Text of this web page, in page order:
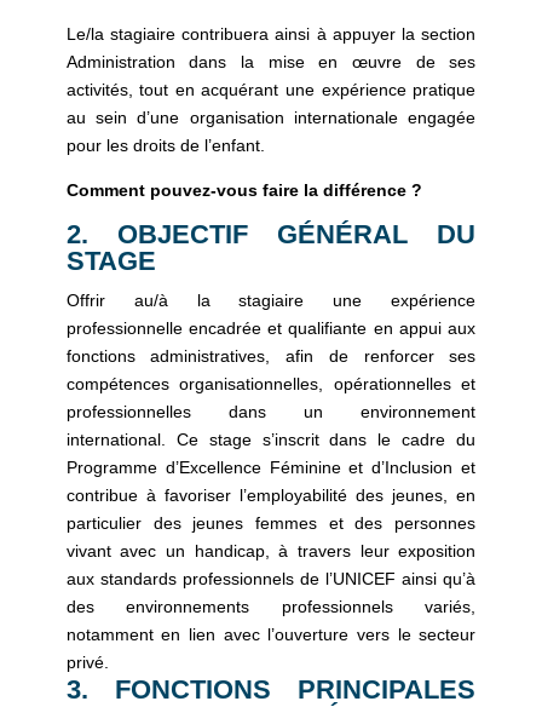
Le/la stagiaire contribuera ainsi à appuyer la section
Administration dans la mise en œuvre de ses
activités, tout en acquérant une expérience pratique
au sein d’une organisation internationale engagée
pour les droits de l’enfant.
Comment pouvez-vous faire la différence ?
2. OBJECTIF GÉNÉRAL DU
STAGE
Offrir au/à la stagiaire une expérience
professionnelle encadrée et qualifiante en appui aux
fonctions administratives, afin de renforcer ses
compétences organisationnelles, opérationnelles et
professionnelles dans un environnement
international. Ce stage s’inscrit dans le cadre du
Programme d’Excellence Féminine et d’Inclusion et
contribue à favoriser l’employabilité des jeunes, en
particulier des jeunes femmes et des personnes
vivant avec un handicap, à travers leur exposition
aux standards professionnels de l’UNICEF ainsi qu’à
des environnements professionnels variés,
notamment en lien avec l’ouverture vers le secteur
privé.
3. FONCTIONS PRINCIPALES